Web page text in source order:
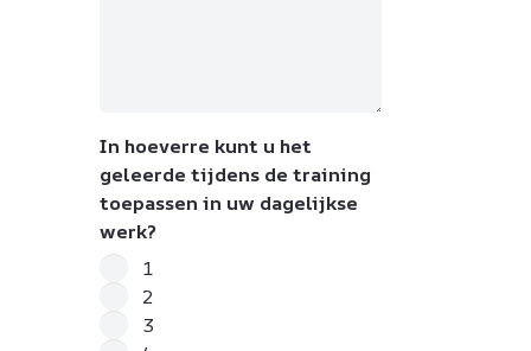
In hoeverre kunt u het
geleerde tijdens de training
toepassen in uw dagelijkse
werk?
1
2
3